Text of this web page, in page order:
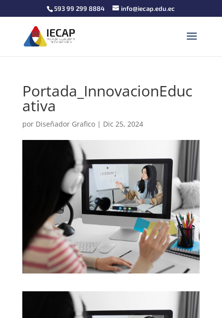
593 99 299 8884 info@iecap.edu.ec
Portada_InnovacionEduc
ativa
por Diseñador Grafico| Dic 25, 2024